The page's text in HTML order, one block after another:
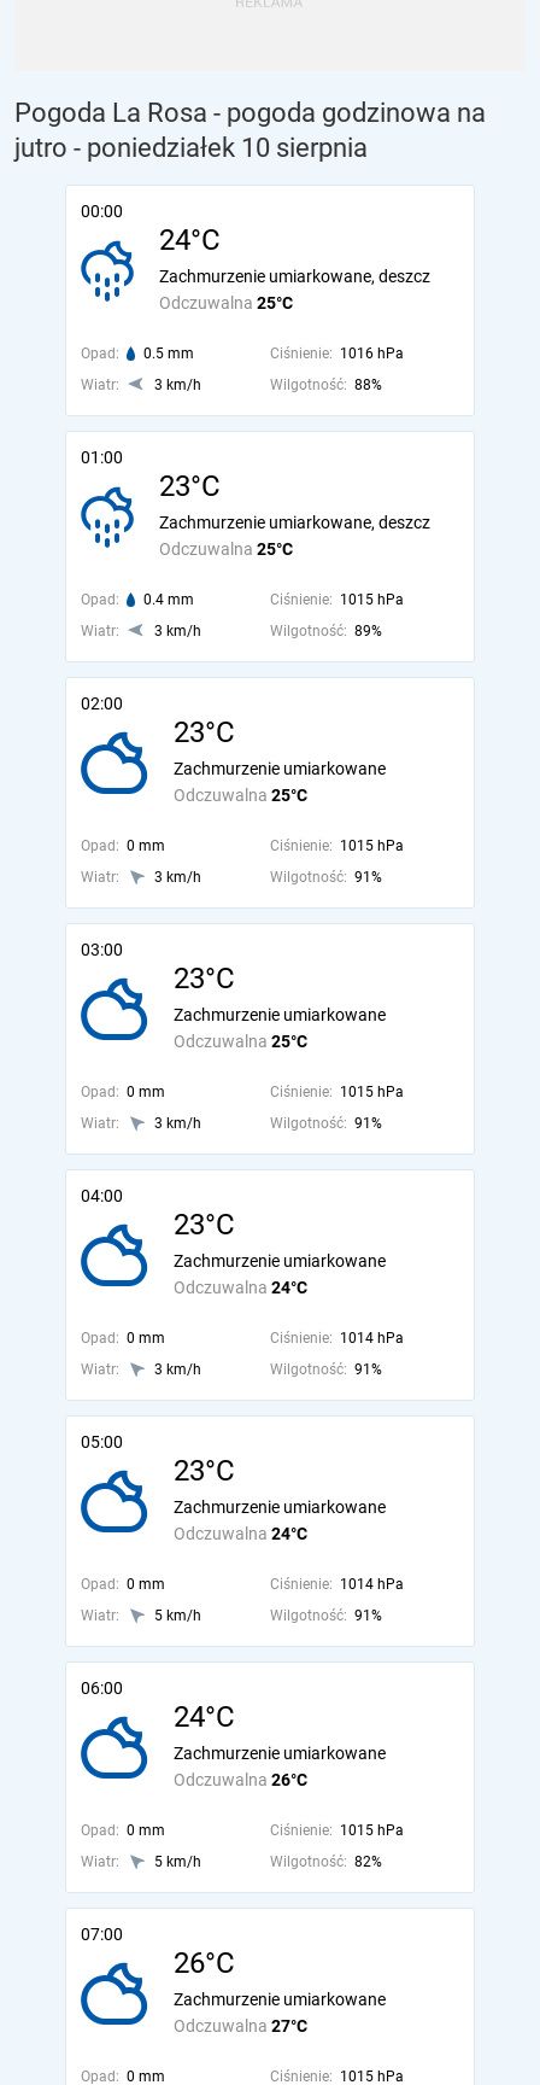
Pogoda La Rosa - pogoda godzinowa na
jutro - poniedziałek 10 sierpnia
00:00
24°C
Odczuwalna 25°C
Zachmurzenie umiarkowane, deszcz
Opad: 0.5 mm Ciśnienie: 1016 hPa
Wiatr:
3 km/h Wilgotność: 88%
01:00
23°C
Odczuwalna 25°C
Zachmurzenie umiarkowane, deszcz
Opad: 0.4 mm Ciśnienie: 1015 hPa
Wiatr:
3 km/h Wilgotność: 89%
02:00
23°C
Odczuwalna 25°C
Zachmurzenie umiarkowane
Opad: 0 mm Ciśnienie: 1015 hPa
Wiatr:
3 km/h Wilgotność: 91%
03:00
23°C
Odczuwalna 25°C
Zachmurzenie umiarkowane
Opad: 0 mm Ciśnienie: 1015 hPa
Wiatr:
3 km/h Wilgotność: 91%
04:00
23°C
Odczuwalna 24°C
Zachmurzenie umiarkowane
Opad: 0 mm Ciśnienie: 1014 hPa
Wiatr:
3 km/h Wilgotność: 91%
05:00
23°C
Odczuwalna 24°C
Zachmurzenie umiarkowane
Opad: 0 mm Ciśnienie: 1014 hPa
Wiatr:
5 km/h Wilgotność: 91%
06:00
24°C
Odczuwalna 26°C
Zachmurzenie umiarkowane
Opad: 0 mm Ciśnienie: 1015 hPa
Wiatr:
5 km/h Wilgotność: 82%
07:00
26°C
Odczuwalna 27°C
Zachmurzenie umiarkowane
Opad: 0 mm Ciśnienie: 1015 hPa